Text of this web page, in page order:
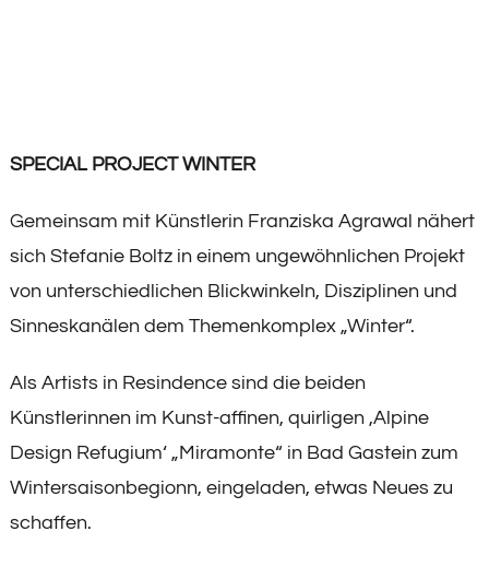
SPECIAL PROJECT WINTER
Gemeinsam mit Künstlerin Franziska Agrawal nähert
sich Stefanie Boltz in einem ungewöhnlichen Projekt
von unterschiedlichen Blickwinkeln, Disziplinen und
Sinneskanälen dem Themenkomplex „Winter“.
Als Artists in Resindence sind die beiden
Künstlerinnen im Kunst-affinen, quirligen ‚Alpine
Design Refugium‘ „Miramonte“ in Bad Gastein zum
Wintersaisonbegionn, eingeladen, etwas Neues zu
schaffen.